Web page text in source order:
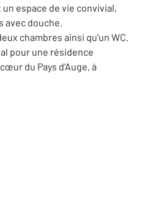
espace de vie convivial,
avec douche.
chambres ainsi qu'un WC.
pour une résidence
du Pays d'Auge, à